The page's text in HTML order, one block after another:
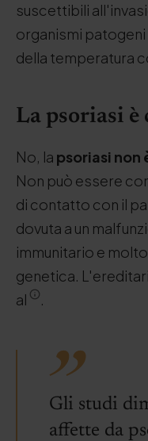
suscettibili
organismi
della temperatura
La psoriasi è
No, la psoriasi non
Non può essere
di contatto con il
dovuta a un
immunitario e
genetica.
al
.
Gli studi
affette da